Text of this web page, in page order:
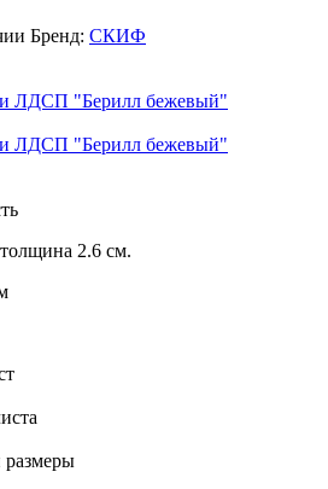
Бренд: СКИФ
2.6 см.